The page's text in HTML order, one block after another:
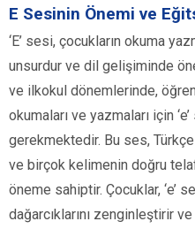
E Sesinin Önemi ve
‘E’ sesi, çocukların okuma
unsurdur ve dil gelişiminde
ve ilkokul dönemlerinde,
okumaları ve yazmaları için
gerekmektedir. Bu ses,
ve birçok kelimenin doğru
öneme sahiptir. Çocuklar, ‘e’
dağarcıklarını zenginleştirir